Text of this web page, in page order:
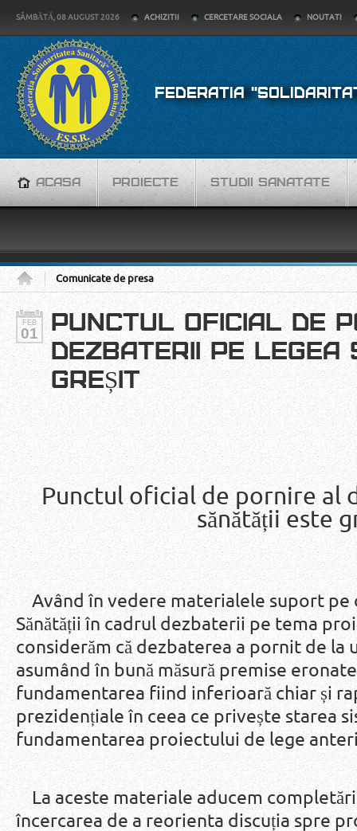
SÂMBĂTĂ, 08 AUGUST 2026 ACHIZITII CERCETARE SOCIALA NOUTATI
FEDERATIA
ACASA PROIECTE STUDII SANATATE
Comunicate de presa
FEB
01
PUNCTUL OFICIAL DE
DEZBATERII PE LEGEA
GREȘIT
Punctul oficial de pornire al
sănătății este
Având în vedere materialele suport pe
Sănătății în cadrul dezbaterii pe tema
considerăm că dezbaterea a pornit de la
asumând în bună măsură premise
fundamentarea fiind inferioară chiar și
prezidențiale în ceea ce privește starea
fundamentarea proiectului de lege
La aceste materiale aducem
încercarea de a reorienta discuția spre